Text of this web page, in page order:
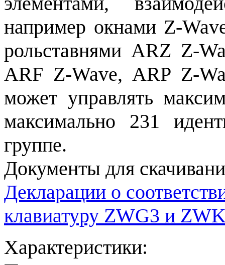
например окнами Z-
рольставнями ARZ Z-
ARF Z-Wave, ARP Z-
может управлять
максимально 231
группе.
Документы для
Декларации о
клавиатуру ZWG3 и
Характеристики: